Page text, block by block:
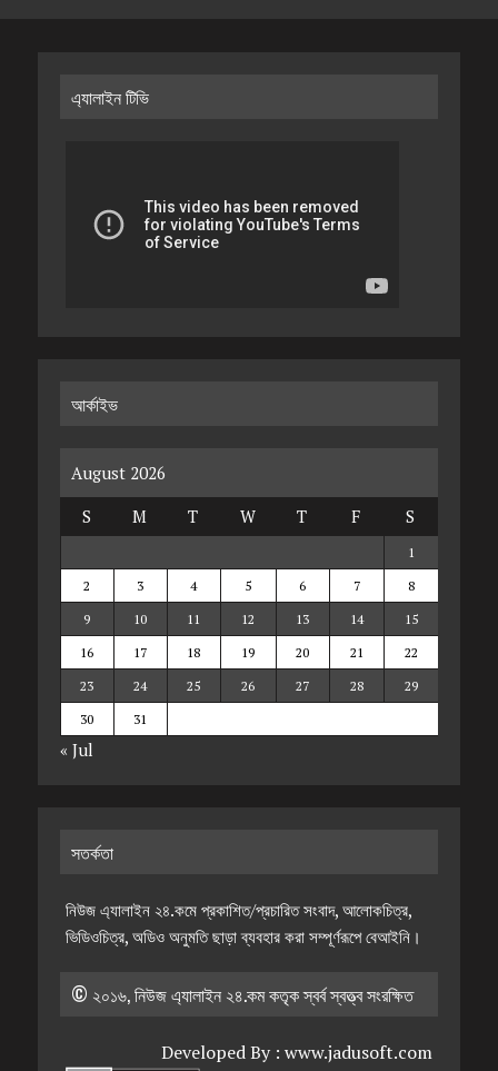
এ্যালাইন টিভি
আর্কাইভ
August 2026
S
M T W T F S
1
2
3 4 5 6 7
8
9
10 11 12 13 14
15
16
17 18 19 20 21
22
23
24 25 26 27 28
29
30
31
« Jul
সতর্কতা
নিউজ এ্যালাইন ২৪.কমে প্রকাশিত/প্রচারিত সংবাদ, আলোকচিত্র,
ভিডিওচিত্র, অডিও অনুমতি ছাড়া ব্যবহার করা সম্পূর্ণরূপে বেআইনি।
© ২০১৬, নিউজ এ্যালাইন ২৪.কম কতৃক স্বর্ব স্বত্ত্ব সংরক্ষিত
Developed By :www.jadusoft.com